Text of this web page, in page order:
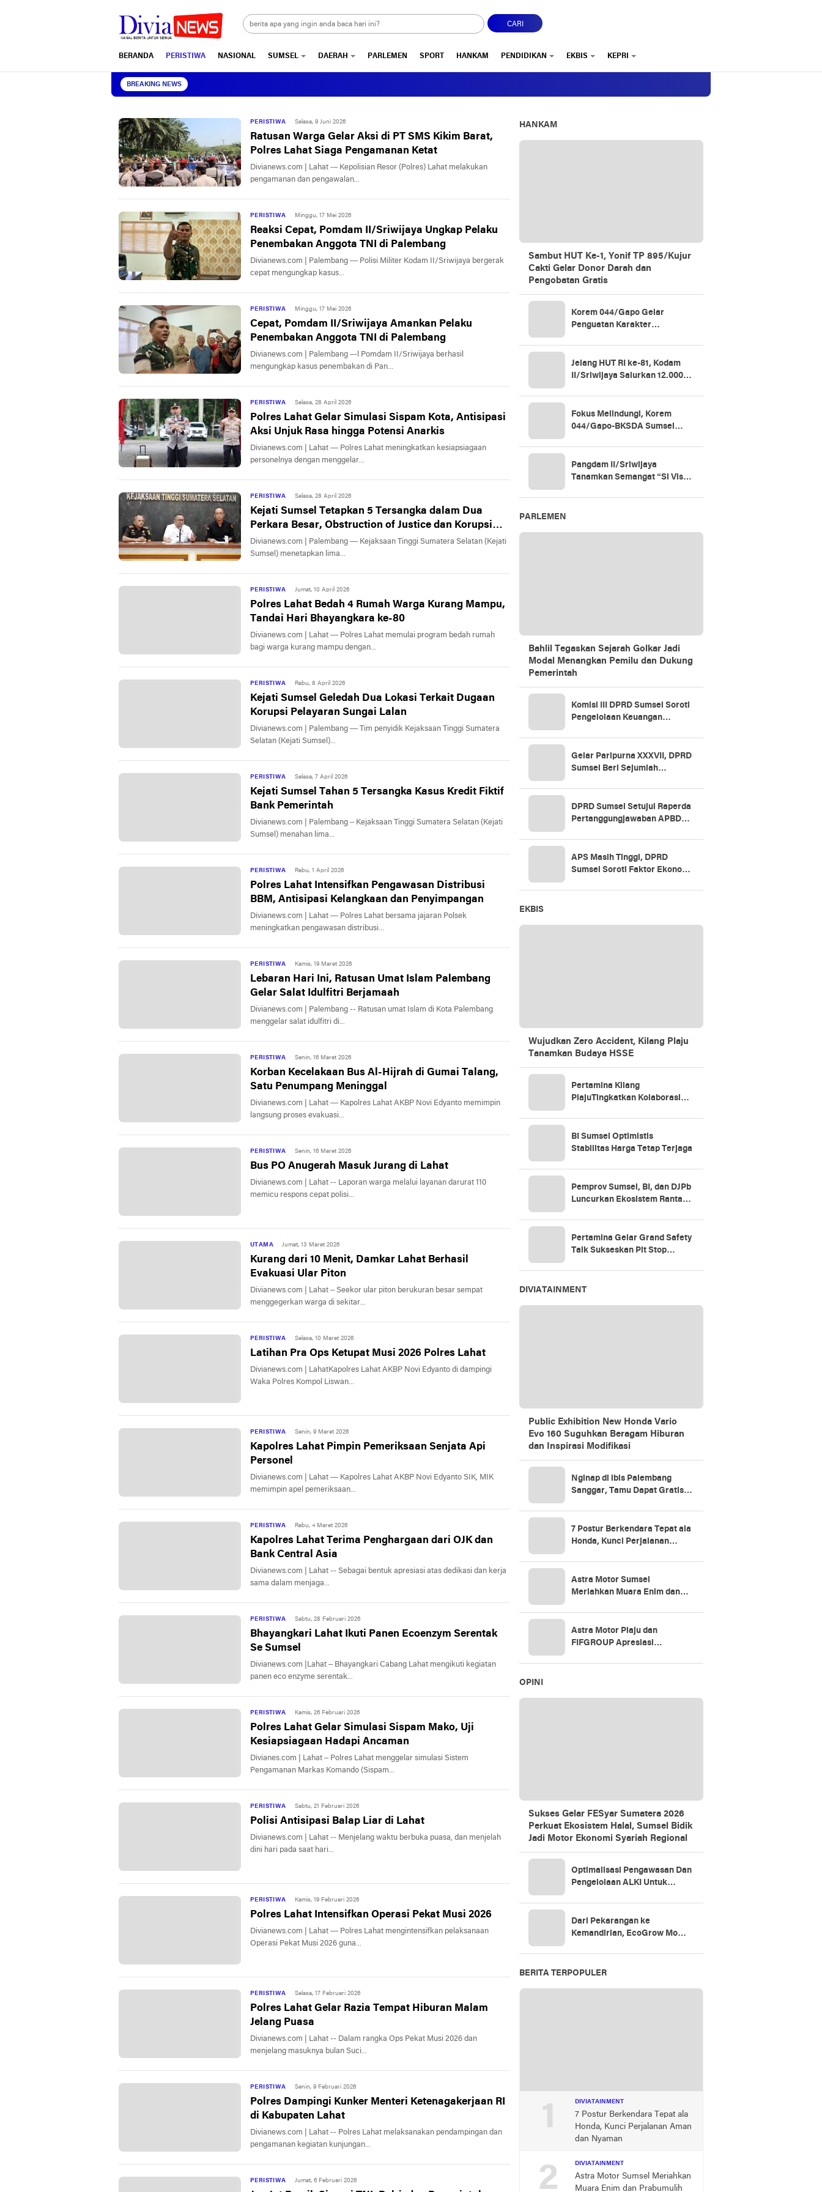
divianews.com CARI
BERANDA PERISTIWA NASIONAL SUMSEL DAERAH PARLEMEN SPORT HANKAM PENDIDIKAN EKBIS KEPRI
BREAKING NEWS
PERISTIWA Selasa, 9 Juni 2026
Ratusan Warga Gelar Aksi di PT SMS Kikim Barat,
Polres Lahat Siaga Pengamanan Ketat
Divianews.com | Lahat -– Kepolisian Resor (Polres) Lahat melakukan
pengamanan dan pengawalan...
PERISTIWA Minggu, 17 Mei 2026
Reaksi Cepat, Pomdam II/Sriwijaya Ungkap Pelaku
Penembakan Anggota TNI di Palembang
Divianews.com | Palembang — Polisi Militer Kodam II/Sriwijaya bergerak
cepat mengungkap kasus...
PERISTIWA Minggu, 17 Mei 2026
Cepat, Pomdam II/Sriwijaya Amankan Pelaku
Penembakan Anggota TNI di Palembang
Divianews.com | Palembang –-l Pomdam II/Sriwijaya berhasil
mengungkap kasus penembakan di Pan...
PERISTIWA Selasa, 28 April 2026
Polres Lahat Gelar Simulasi Sispam Kota, Antisipasi
Aksi Unjuk Rasa hingga Potensi Anarkis
Divianews.com | Lahat — Polres Lahat meningkatkan kesiapsiagaan
personelnya dengan menggelar...
PERISTIWA Selasa, 28 April 2026
Kejati Sumsel Tetapkan 5 Tersangka dalam Dua
Perkara Besar, Obstruction of Justice dan Korupsi
KUR
Divianews.com | Palembang — Kejaksaan Tinggi Sumatera Selatan (Kejati
Sumsel) menetapkan lima...
PERISTIWA Jumat, 10 April 2026
Polres Lahat Bedah 4 Rumah Warga Kurang Mampu,
Tandai Hari Bhayangkara ke-80
Divianews.com | Lahat — Polres Lahat memulai program bedah rumah
bagi warga kurang mampu dengan...
PERISTIWA Rabu, 8 April 2026
Kejati Sumsel Geledah Dua Lokasi Terkait Dugaan
Korupsi Pelayaran Sungai Lalan
Divianews.com | Palembang — Tim penyidik Kejaksaan Tinggi Sumatera
Selatan (Kejati Sumsel)...
PERISTIWA Selasa, 7 April 2026
Kejati Sumsel Tahan 5 Tersangka Kasus Kredit Fiktif
Bank Pemerintah
Divianews.com | Palembang – Kejaksaan Tinggi Sumatera Selatan (Kejati
Sumsel) menahan lima...
PERISTIWA Rabu, 1 April 2026
Polres Lahat Intensifkan Pengawasan Distribusi
BBM, Antisipasi Kelangkaan dan Penyimpangan
Divianews.com | Lahat — Polres Lahat bersama jajaran Polsek
meningkatkan pengawasan distribusi...
PERISTIWA Kamis, 19 Maret 2026
Lebaran Hari Ini, Ratusan Umat Islam Palembang
Gelar Salat Idulfitri Berjamaah
Divianews.com | Palembang -- Ratusan umat Islam di Kota Palembang
menggelar salat idulfitri di...
PERISTIWA Senin, 16 Maret 2026
Korban Kecelakaan Bus Al-Hijrah di Gumai Talang,
Satu Penumpang Meninggal
Divianews.com | Lahat — Kapolres Lahat AKBP Novi Edyanto memimpin
langsung proses evakuasi...
PERISTIWA Senin, 16 Maret 2026
Bus PO Anugerah Masuk Jurang di Lahat
Divianews.com | Lahat -- Laporan warga melalui layanan darurat 110
memicu respons cepat polisi...
UTAMA Jumat, 13 Maret 2026
Kurang dari 10 Menit, Damkar Lahat Berhasil
Evakuasi Ular Piton
Divianews.com | Lahat – Seekor ular piton berukuran besar sempat
menggegerkan warga di sekitar...
PERISTIWA Selasa, 10 Maret 2026
Latihan Pra Ops Ketupat Musi 2026 Polres Lahat
Divianews.com | LahatKapolres Lahat AKBP Novi Edyanto di dampingi
Waka Polres Kompol Liswan...
PERISTIWA Senin, 9 Maret 2026
Kapolres Lahat Pimpin Pemeriksaan Senjata Api
Personel
Divianews.com | Lahat — Kapolres Lahat AKBP Novi Edyanto SIK, MIK
memimpin apel pemeriksaan...
PERISTIWA Rabu, 4 Maret 2026
Kapolres Lahat Terima Penghargaan dari OJK dan
Bank Central Asia
Divianews.com | Lahat -- Sebagai bentuk apresiasi atas dedikasi dan kerja
sama dalam menjaga...
PERISTIWA Sabtu, 28 Februari 2026
Bhayangkari Lahat Ikuti Panen Ecoenzym Serentak
Se Sumsel
Divianews.com |Lahat – Bhayangkari Cabang Lahat mengikuti kegiatan
panen eco enzyme serentak...
PERISTIWA Kamis, 26 Februari 2026
Polres Lahat Gelar Simulasi Sispam Mako, Uji
Kesiapsiagaan Hadapi Ancaman
Divianes.com | Lahat – Polres Lahat menggelar simulasi Sistem
Pengamanan Markas Komando (Sispam...
PERISTIWA Sabtu, 21 Februari 2026
Polisi Antisipasi Balap Liar di Lahat
Divianews.com | Lahat -- Menjelang waktu berbuka puasa, dan menjelah
dini hari pada saat hari...
PERISTIWA Kamis, 19 Februari 2026
Polres Lahat Intensifkan Operasi Pekat Musi 2026
Divianews.com | Lahat — Polres Lahat mengintensifkan pelaksanaan
Operasi Pekat Musi 2026 guna...
PERISTIWA Selasa, 17 Februari 2026
Polres Lahat Gelar Razia Tempat Hiburan Malam
Jelang Puasa
Divianews.com | Lahat -- Dalam rangka Ops Pekat Musi 2026 dan
menjelang masuknya bulan Suci...
PERISTIWA Senin, 9 Februari 2026
Polres Dampingi Kunker Menteri Ketenagakerjaan RI
di Kabupaten Lahat
Divianews.com | Lahat -- Polres Lahat melaksanakan pendampingan dan
pengamanan kegiatan kunjungan...
PERISTIWA Jumat, 6 Februari 2026
HANKAM
Sambut HUT Ke-1, Yonif TP 895/Kujur
Cakti Gelar Donor Darah dan
Pengobatan Gratis
Korem 044/Gapo Gelar
Penguatan Karakter
Jelang HUT RI ke-81, Kodam
II/Sriwijaya Salurkan 12.000
Fokus Melindungi, Korem
044/Gapo-BKSDA Sumsel
Pangdam II/Sriwijaya
Tanamkan Semangat “Si Vis
PARLEMEN
Bahlil Tegaskan Sejarah Golkar Jadi
Modal Menangkan Pemilu dan Dukung
Pemerintah
Komisi III DPRD Sumsel Soroti
Pengelolaan Keuangan
Gelar Paripurna XXXVII, DPRD
Sumsel Beri Sejumlah
DPRD Sumsel Setujui Raperda
Pertanggungjawaban APBD
APS Masih Tinggi, DPRD
Sumsel Soroti Faktor Ekonomi
EKBIS
Wujudkan Zero Accident, Kilang Plaju
Tanamkan Budaya HSSE
Pertamina Kilang
PlajuTingkatkan Kolaborasi
BI Sumsel Optimistis
Stabilitas Harga Tetap Terjaga
Pemprov Sumsel, BI, dan DJPb
Luncurkan Ekosistem Rantai
Pertamina Gelar Grand Safety
Talk Sukseskan Pit Stop
DIVIATAINMENT
Public Exhibition New Honda Vario
Evo 160 Suguhkan Beragam Hiburan
dan Inspirasi Modifikasi
Nginap di ibis Palembang
Sanggar, Tamu Dapat Gratis 1
7 Postur Berkendara Tepat ala
Honda, Kunci Perjalanan
Astra Motor Sumsel
Meriahkan Muara Enim dan
Astra Motor Plaju dan
FIFGROUP Apresiasi
OPINI
Sukses Gelar FESyar Sumatera 2026
Perkuat Ekosistem Halal, Sumsel Bidik
Jadi Motor Ekonomi Syariah Regional
Optimalisasi Pengawasan Dan
Pengelolaan ALKI Untuk
Dari Pekarangan ke
Kemandirian, EcoGrow Mom
Karangan
BERITA TERPOPULER
1 DIVIATAINMENT
7 Postur Berkendara Tepat ala
Honda, Kunci Perjalanan Aman
dan Nyaman
2 DIVIATAINMENT
Astra Motor Sumsel Meriahkan
Muara Enim dan Prabumulih